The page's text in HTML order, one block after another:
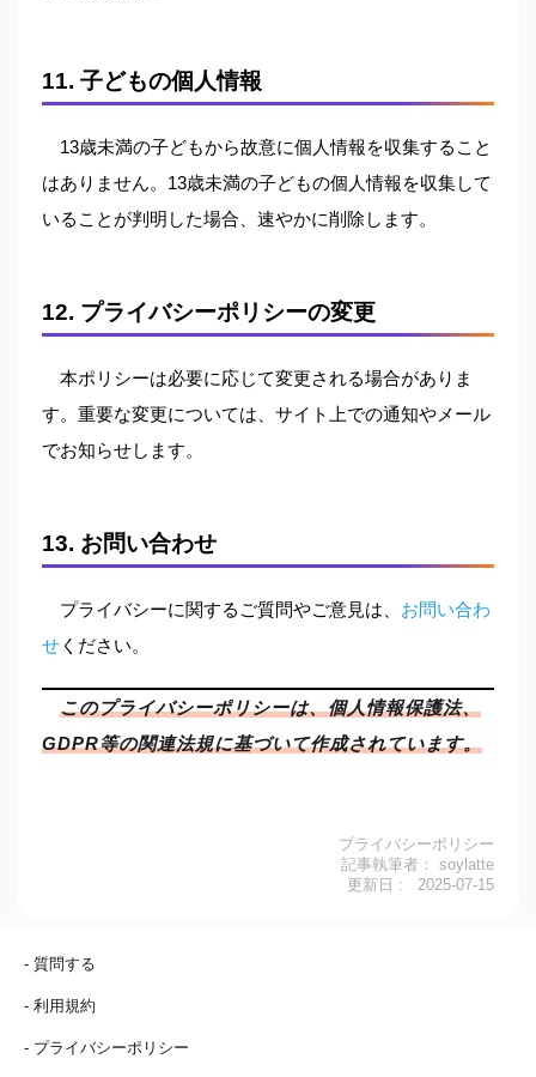
11. 子どもの個人情報
13歳未満の子どもから故意に個人情報を収集すること
はありません。13歳未満の子どもの個人情報を収集して
いることが判明した場合、速やかに削除します。
12. プライバシーポリシーの変更
本ポリシーは必要に応じて変更される場合がありま
す。重要な変更については、サイト上での通知やメール
でお知らせします。
13. お問い合わせ
プライバシーに関するご質問やご意見は、 お問い合わ
せ ください。
このプライバシーポリシーは、個人情報保護法、
GDPR等の関連法規に基づいて作成されています。
プライバシーポリシー
記事執筆者： soylatte
更新日 : 2025-07-15
- 質問する
- 利用規約
- プライバシーポリシー